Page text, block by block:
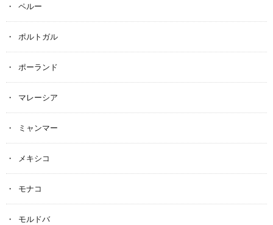
ペルー
ポルトガル
ポーランド
マレーシア
ミャンマー
メキシコ
モナコ
モルドバ